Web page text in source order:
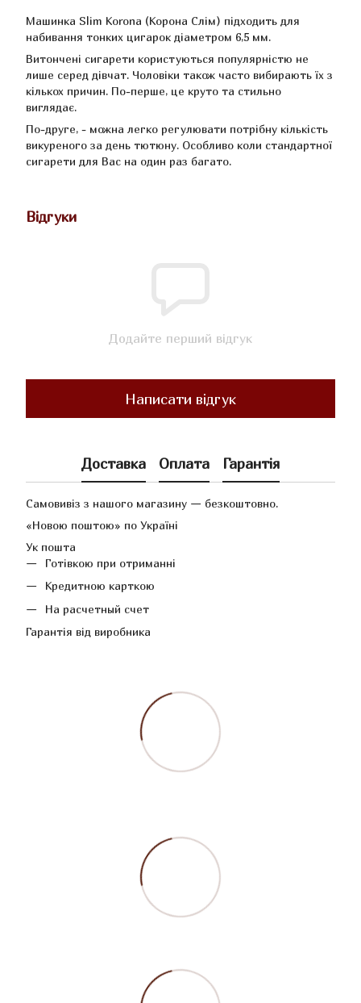
Машинка Slim Korona (Корона Слім) підходить для
набивання тонких цигарок діаметром 6,5 мм.
Витончені сигарети користуються популярністю не
лише серед дівчат. Чоловіки також часто вибирають їх з
кількох причин. По-перше, це круто та стильно
виглядає.
По-друге, - можна легко регулювати потрібну кількість
викуреного за день тютюну. Особливо коли стандартної
сигарети для Вас на один раз багато.
Відгуки
Додайте перший відгук
Написати відгук
Доставка Оплата Гарантія
Самовивіз з нашого магазину — безкоштовно.
«Новою поштою» по Україні
Ук пошта
Готівкою при отриманні
Кредитною карткою
На расчетный счет
Гарантія від виробника